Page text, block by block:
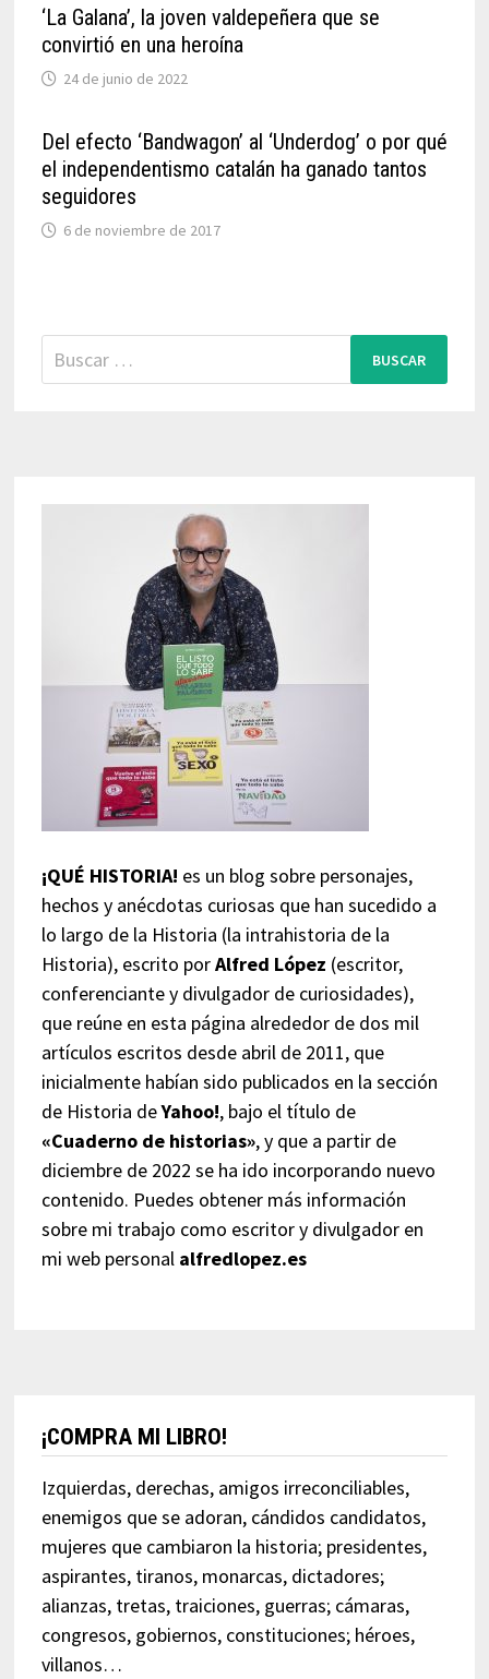
‘La Galana’, la joven valdepeñera que se
convirtió en una heroína
24 de junio de 2022
Del efecto ‘Bandwagon’ al ‘Underdog’ o por qué
el independentismo catalán ha ganado tantos
seguidores
6 de noviembre de 2017
Buscar:
¡QUÉ HISTORIA! es un blog sobre personajes,
hechos y anécdotas curiosas que han sucedido a
lo largo de la Historia (la intrahistoria de la
Historia), escrito porAlfred López (escritor,
conferenciante y divulgador de curiosidades),
que reúne en esta página alrededor de dos mil
artículos escritos desde abril de 2011, que
inicialmente habían sido publicados en la sección
de Historia deYahoo!, bajo el título de
«Cuaderno de historias», y que a partir de
diciembre de 2022 se ha ido incorporando nuevo
contenido. Puedes obtener más información
sobre mi trabajo como escritor y divulgador en
mi web personal alfredlopez.es
¡COMPRA MI LIBRO!
Izquierdas, derechas, amigos irreconciliables,
enemigos que se adoran, cándidos candidatos,
mujeres que cambiaron la historia; presidentes,
aspirantes, tiranos, monarcas, dictadores;
alianzas, tretas, traiciones, guerras; cámaras,
congresos, gobiernos, constituciones; héroes,
villanos…